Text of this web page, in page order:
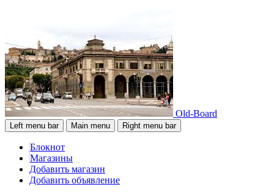
Old-Board
Left menu bar Main menu Right menu bar
Блокнот
Магазины
Добавить магазин
Добавить объявление